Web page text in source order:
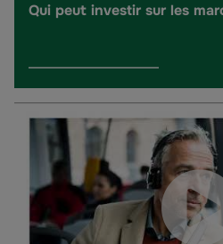
Qui peut investir sur les